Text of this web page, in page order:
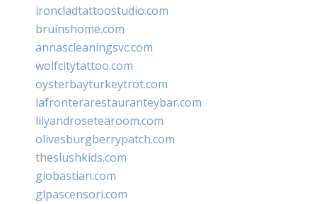
ironcladtattoostudio.com
bruinshome.com
annascleaningsvc.com
wolfcitytattoo.com
oysterbayturkeytrot.com
lafronterarestauranteybar.com
lilyandrosetearoom.com
olivesburgberrypatch.com
theslushkids.com
giobastian.com
glpascensori.com